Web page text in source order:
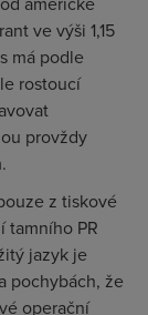
ve výši 1,15
má podle
rostoucí
provždy
z tiskové
tamního PR
jazyk je
pochybách, že
operační